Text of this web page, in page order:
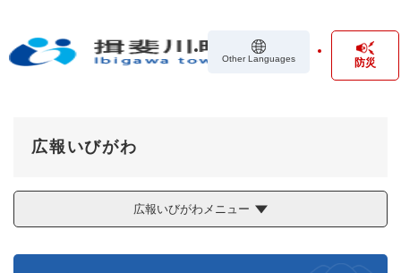
の
Other Languages 防災
広報いびがわ
広報いびがわメニュー